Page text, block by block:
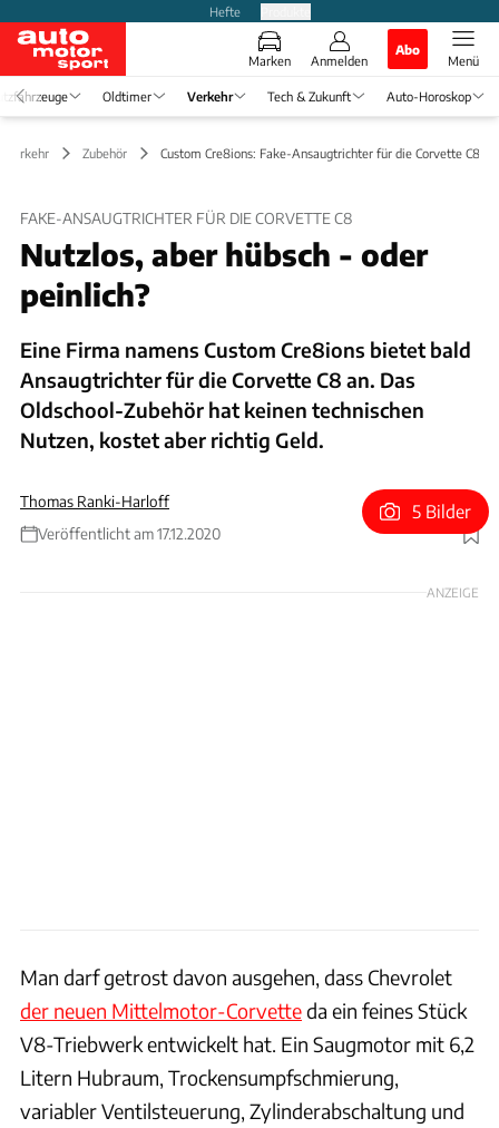
Hefte
Marken Anmelden
Abo
Menü
Oldtimer Verkehr Tech & Zukunft Auto-Horoskop
Verkehr Zubehör Custom Cre8ions: Fake-Ansaugtrichter für die Corvette C8
FAKE-ANSAUGTRICHTER FÜR DIE CORVETTE C8
Nutzlos, aber hübsch - oder
peinlich?
Eine Firma namens Custom Cre8ions bietet bald
Ansaugtrichter für die Corvette C8 an. Das
Oldschool-Zubehör hat keinen technischen
Nutzen, kostet aber richtig Geld.
Thomas Ranki-Harloff
Veröffentlicht am 17.12.2020
Foto: Custom Cre8ions
5 Bilder
ANZEIGE
Man darf getrost davon ausgehen, dass Chevrolet
der neuen Mittelmotor-Corvetteda ein feines Stück
V8-Triebwerk entwickelt hat. Ein Saugmotor mit 6,2
Litern Hubraum, Trockensumpfschmierung,
variabler Ventilsteuerung, Zylinderabschaltung und